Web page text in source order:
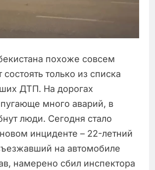
похоже совсем
состоять только из списка
ДТП. На дорогах
пугающе много аварий, в
люди. Сегодня стало
инциденте – 22-летний
на автомобиле
намерено сбил инспектора